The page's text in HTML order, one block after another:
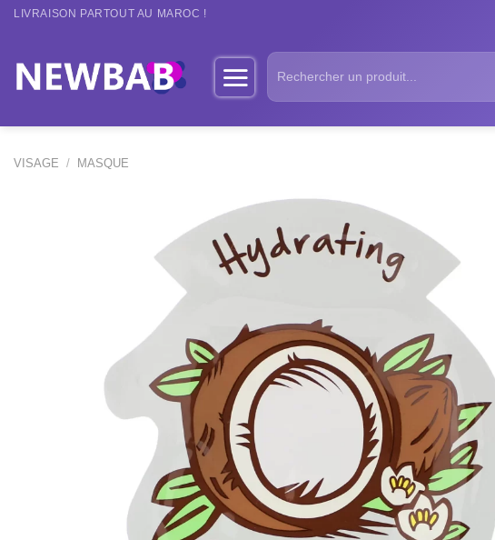
Passer
LIVRAISON PARTOUT AU MAROC !
Recherche
pour :
VISAGE / MASQUE